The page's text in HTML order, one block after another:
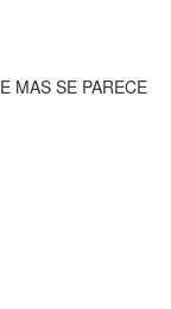
MAS SE PARECE